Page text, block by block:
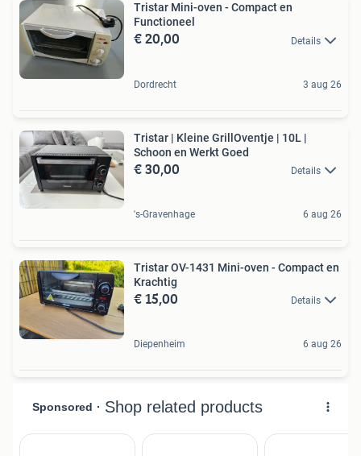
Tristar Mini-oven - Compact en
Functioneel
€ 20,00 Details
Dordrecht 3 aug 26
Tristar | Kleine GrillOventje | 10L |
Schoon en Werkt Goed
€ 30,00 Details
's-Gravenhage 6 aug 26
Tristar OV-1431 Mini-oven - Compact en
Krachtig
€ 15,00 Details
Diepenheim 6 aug 26